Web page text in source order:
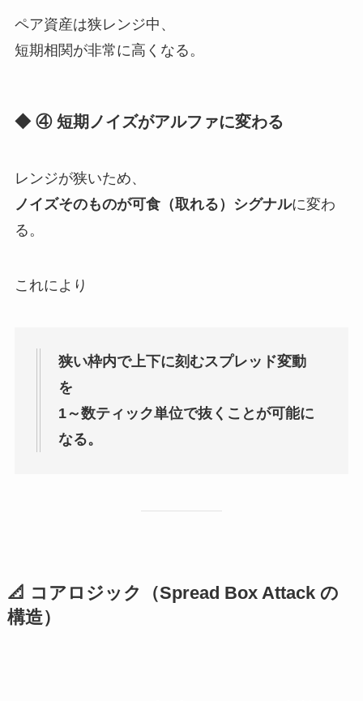
ペア資産は狭レンジ中、
短期相関が非常に高くなる。
◆ ④ 短期ノイズがアルファに変わる
レンジが狭いため、
ノイズそのものが可食（取れる）シグナルに変わ
る。
これにより
狭い枠内で上下に刻むスプレッド変動
を
1～数ティック単位で抜くことが可能に
なる。
📐 コアロジック（Spread Box Attack の
構造）